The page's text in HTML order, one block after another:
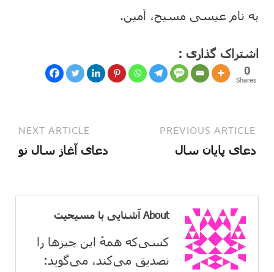
به نام عیسی مسیح، آمین.
اشتراک گذاری :
0
Shares
PREVIOUS ARTICLE
دعای پایان سال
NEXT ARTICLE
دعای آغاز سال نو
About آشنایی با مسیحیت
کسی‌که همهٔ این چیزها را
تصدیق می‌كند، می‌گوید: